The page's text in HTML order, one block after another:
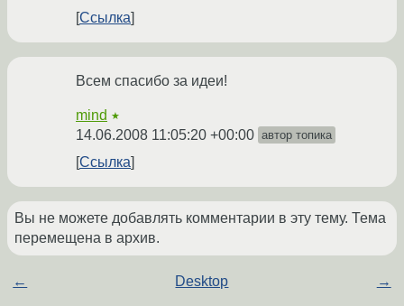
Ссылка
Всем спасибо за идеи!
mind ★
14.06.2008 11:05:20 +00:00 автор топика
Ссылка
Вы не можете добавлять комментарии в эту тему. Тема
перемещена в архив.
← Desktop →